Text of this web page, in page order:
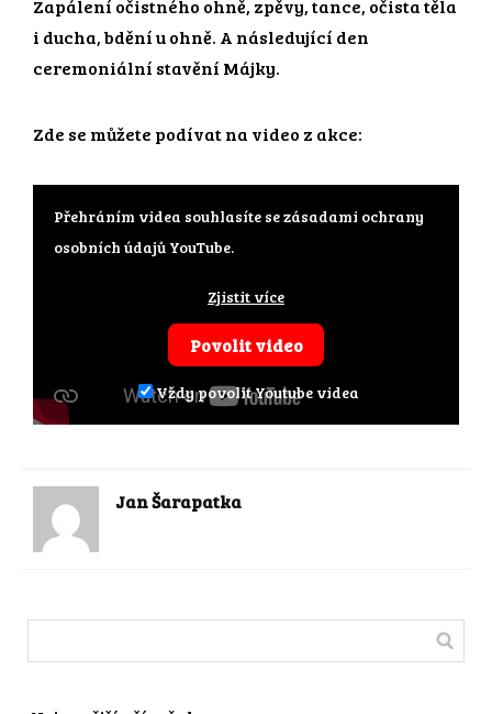
Zapálení očistného ohně, zpěvy, tance, očista těla
i ducha, bdění u ohně. A následující den
ceremoniální stavění Májky.
Zde se můžete podívat na video z akce:
Přehráním videa souhlasíte se zásadami ochrany
osobních údajů YouTube.
Zjistit více
Povolit video
Vždy povolit Youtube videa
Jan Šarapatka